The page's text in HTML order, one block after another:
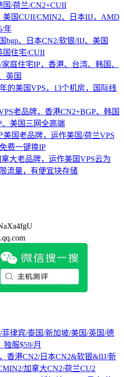
/荷兰/CN2+CUII
美国CUII/CMIN2、日本IIJ，AMD
年
bgp、日本CN2/软银/IIJ、美国
国住宅/CUII
家庭住宅IP，香港、台湾、韩国、
英国
的美国VPS，13个机房，国际线
老品牌，香港CN2+BGP、韩国
、美国三网全高端
美国老品牌，运作美国/荷兰VPS
费一键换IP
拿大老品牌，运作美国VPS云为
流量，有便宜块存储
菲律宾/泰国/新加坡/美国/英国/德
独服$59/月
香港CN2/日本CN2&软银&IIJ/新
加拿大CN2/荷兰CU2